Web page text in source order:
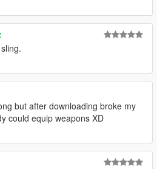
but after downloading broke my
could equip weapons XD